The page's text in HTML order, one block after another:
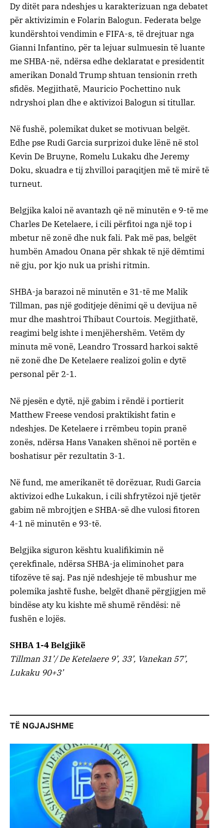
Dy ditët para ndeshjes u karakterizuan nga debatet
për aktivizimin e Folarin Balogun. Federata belge
kundërshtoi vendimin e FIFA-s, të drejtuar nga
Gianni Infantino, për ta lejuar sulmuesin të luante
me SHBA-në, ndërsa edhe deklaratat e presidentit
amerikan Donald Trump shtuan tensionin rreth
sfidës. Megjithatë, Mauricio Pochettino nuk
ndryshoi plan dhe e aktivizoi Balogun si titullar.
Në fushë, polemikat duket se motivuan belgët.
Edhe pse Rudi Garcia surprizoi duke lënë në stol
Kevin De Bruyne, Romelu Lukaku dhe Jeremy
Doku, skuadra e tij zhvilloi paraqitjen më të mirë të
turneut.
Belgjika kaloi në avantazh që në minutën e 9-të me
Charles De Ketelaere, i cili përfitoi nga një top i
mbetur në zonë dhe nuk fali. Pak më pas, belgët
humbën Amadou Onana për shkak të një dëmtimi
në gju, por kjo nuk ua prishi ritmin.
SHBA-ja barazoi në minutën e 31-të me Malik
Tillman, pas një goditjeje dënimi që u devijua në
mur dhe mashtroi Thibaut Courtois. Megjithatë,
reagimi belg ishte i menjëhershëm. Vetëm dy
minuta më vonë, Leandro Trossard harkoi saktë
në zonë dhe De Ketelaere realizoi golin e dytë
personal për 2-1.
Në pjesën e dytë, një gabim i rëndë i portierit
Matthew Freese vendosi praktikisht fatin e
ndeshjes. De Ketelaere i rrëmbeu topin pranë
zonës, ndërsa Hans Vanaken shënoi në portën e
boshatisur për rezultatin 3-1.
Në fund, me amerikanët të dorëzuar, Rudi Garcia
aktivizoi edhe Lukakun, i cili shfrytëzoi një tjetër
gabim në mbrojtjen e SHBA-së dhe vulosi fitoren
4-1 në minutën e 93-të.
Belgjika siguron kështu kualifikimin në
çerekfinale, ndërsa SHBA-ja eliminohet para
tifozëve të saj. Pas një ndeshjeje të mbushur me
polemika jashtë fushe, belgët dhanë përgjigjen më
bindëse aty ku kishte më shumë rëndësi: në
fushën e lojës.
SHBA 1-4 Belgjikë
Tillman 31’/ De Ketelaere 9’, 33’, Vanekan 57’,
Lukaku 90+3’
TË NGJAJSHME